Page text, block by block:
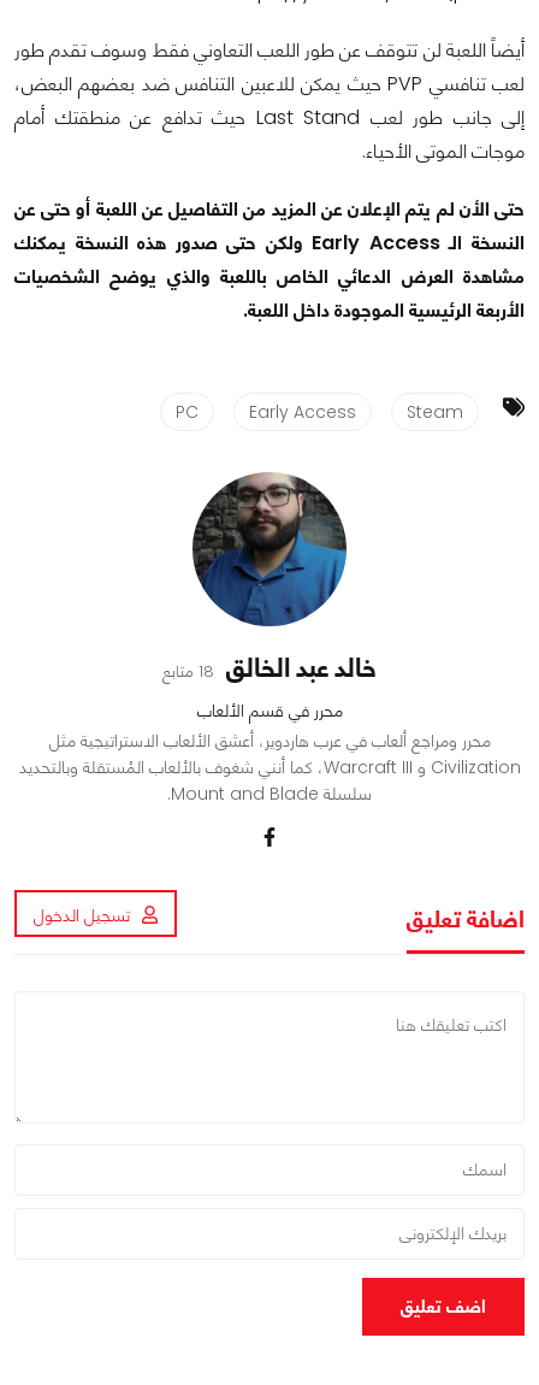
أيضاً اللعبة لن تتوقف عن طور اللعب التعاوني فقط وسوف تقدم طور
لعب تنافسي PVP حيث يمكن للاعبين التنافس ضد بعضهم البعض،
إلى جانب طور لعب Last Stand حيث تدافع عن منطقتك أمام
موجات الموتى الأحياء.
حتى الأن لم يتم الإعلان عن المزيد من التفاصيل عن اللعبة أو حتى عن
النسخة الـ Early Access ولكن حتى صدور هذه النسخة يمكنك
مشاهدة العرض الدعائي الخاص باللعبة والذي يوضح الشخصيات
الأربعة الرئيسية الموجودة داخل اللعبة.
Steam
Early Access
PC
خالد عبد الخالق 18 متابع
محرر في قسم الألعاب
محرر ومراجع ألعاب في عرب هاردوير، أعشق الألعاب الاستراتيجية مثل
Civilization و Warcraft III، كما أنني شغوف بالألعاب المُستقلة وبالتحديد
سلسلة Mount and Blade.
اضافة تعليق تسجيل الدخول
اضف تعليق